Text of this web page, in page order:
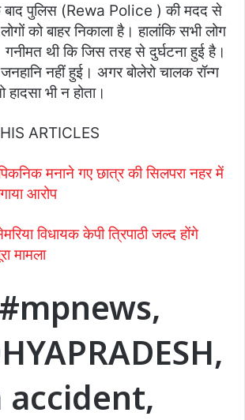
के बाद पुलिस (Rewa Police ) की मदद से
को बाहर निकाला है। हालांकि सभी लोग
थी कि जिस तरह से दुर्घटना हुई है।
नहीं हुई। अगर बोलेरो चालक रॉन्ग
भी न होता।
ARTICLES
मनाने गए छात्र की सिलपरा नहर में
आरोप
विधायक केपी त्रिपाठी जल्द होंगे
मामला